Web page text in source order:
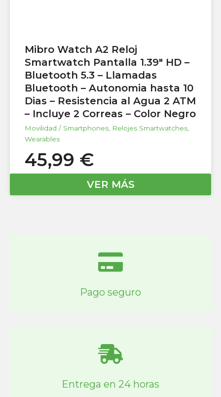
Mibro Watch A2 Reloj
Smartwatch Pantalla 1.39″ HD –
Bluetooth 5.3 – Llamadas
Bluetooth – Autonomia hasta 10
Dias – Resistencia al Agua 2 ATM
– Incluye 2 Correas – Color Negro
Movilidad / Smartphones Relojes Smartwatches
Wearables
45,99 €
VER MÁS
Pago seguro
Entrega en 24 horas